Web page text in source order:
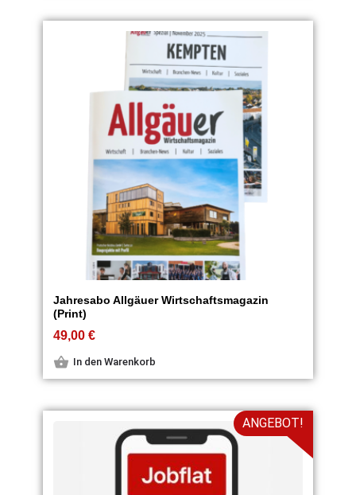
Jahresabo Allgäuer Wirtschaftsmagazin
(Print)
49,00€
In den Warenkorb
ANGEBOT!